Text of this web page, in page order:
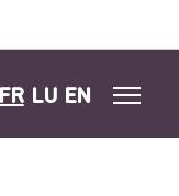
FR LU EN